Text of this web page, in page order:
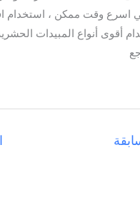
في اسرع وقت ممكن ، استخدام
أقوى أنواع المبيدات